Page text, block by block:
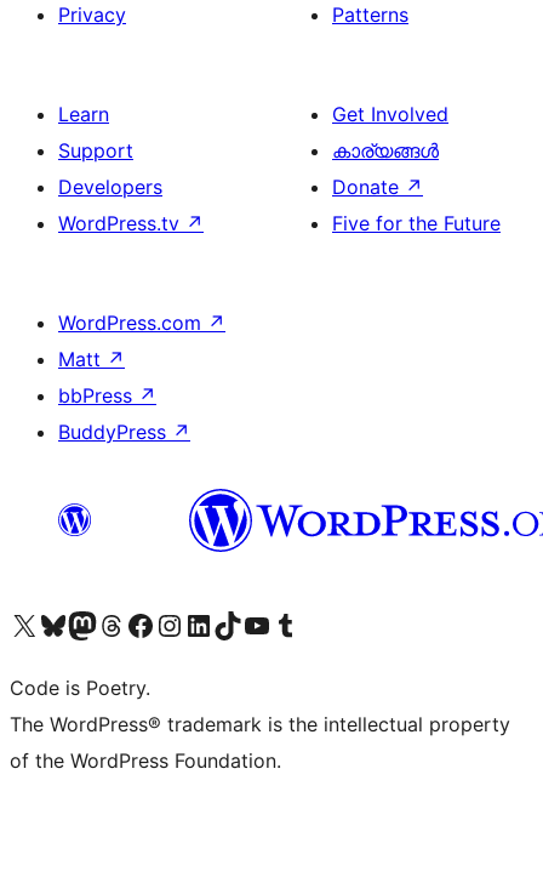
Privacy
Patterns
Learn
Support
Developers
WordPress.tv ↗
Get Involved
കാര്യങ്ങള്‍
Donate ↗
Five for the Future
WordPress.com ↗
Matt ↗
bbPress ↗
BuddyPress ↗
Visit our X (formerly Twitter) account
ഞങ്ങളുടെ ബ്ലൂസ്കൈ അക്കൗണ്ട് സന്ദർശിക്കുക
Visit our Mastodon account
ഞങ്ങളുടെ ത്രെഡ്സ് അക്കൗണ്ട് സന്ദർശിക്കുക
Visit our Facebook page
Visit our Instagram account
Visit our LinkedIn account
ഞങ്ങളുടെ ടിക് ടോക് അക്കൗണ്ട് സന്ദർശിക്കുക
Visit our YouTube channel
ഞങ്ങളുടെ ടംബ്ലർ അക്കൗണ്ട് സന്ദർശിക്കുക
Code is Poetry.
The WordPress® trademark is the intellectual property
of the WordPress Foundation.